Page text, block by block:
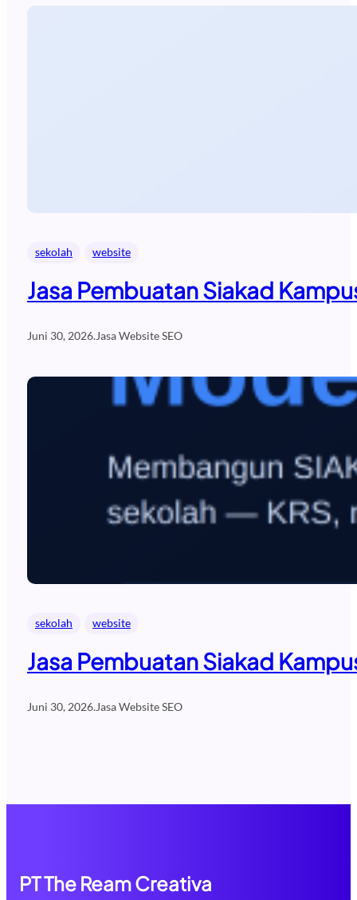
sekolah website
Jasa Pembuatan Siakad
Juni 30, 2026.Jasa Website SEO
sekolah website
Jasa Pembuatan Siakad
Juni 30, 2026.Jasa Website SEO
PT The Ream Creativa